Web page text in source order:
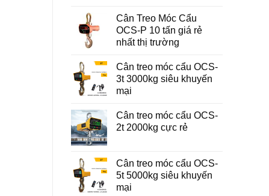
Cân Treo Móc Cẩu
OCS-P 10 tấn giá rẻ
nhất thị trường
Cân treo móc cẩu OCS-
3t 3000kg siêu khuyến
mại
Cân treo móc cẩu OCS-
2t 2000kg cực rẻ
Cân treo móc cẩu OCS-
5t 5000kg siêu khuyến
mại